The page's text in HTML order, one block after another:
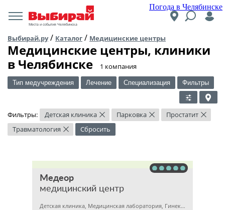
Погода в Челябинске
Места и события Челябинска
Выбирай.ру/ Каталог / Медицинские центры
Медицинские центры, клиники
в Челябинске
​1 компания
Тип медучреждения Лечение Специализация Фильтры
Фильтры: Детская клиника × Парковка × Простатит ×
Травматология × Сбросить
Медеор
медицинский центр
Детская клиника, Медицинская лаборатория, Гинекология